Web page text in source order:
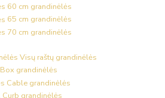
60 cm grandinėlės
65 cm grandinėlės
70 cm grandinėlės
Visų raštų grandinėlės
Box grandinėlės
Cable grandinėlės
Curb grandinėlės